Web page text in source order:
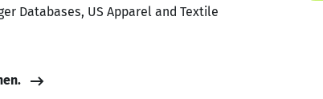
Databases, US Apparel and Textile